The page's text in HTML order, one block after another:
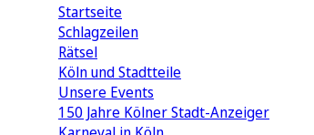
Startseite
Schlagzeilen
Rätsel
Köln und Stadtteile
Unsere Events
150 Jahre Kölner Stadt-Anzeiger